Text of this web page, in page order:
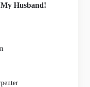
Husband!